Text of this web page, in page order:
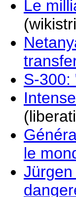
Le
S-300:
le